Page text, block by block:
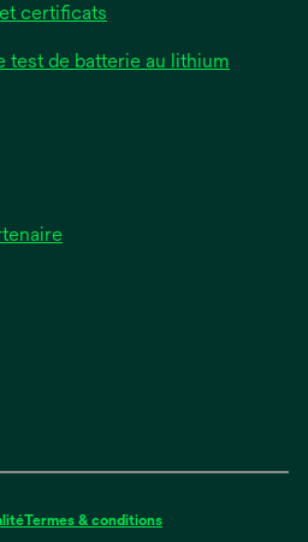
certificats
test de batterie au lithium
Termes & conditions